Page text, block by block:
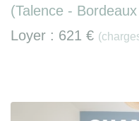
(Talence -
Loyer : 621 €